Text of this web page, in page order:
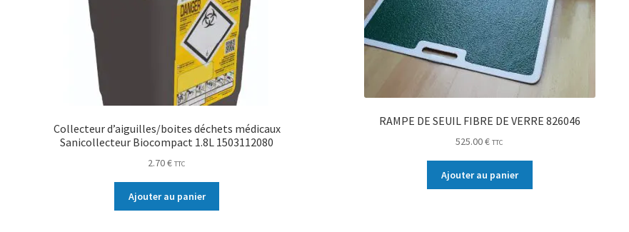
Collecteur d’aiguilles/boites déchets médicaux
Sanicollecteur Biocompact 1.8L 1503112080
2.70€ TTC
Ajouter au panier
RAMPE DE SEUIL FIBRE DE VERRE 826046
525.00€ TTC
Ajouter au panier